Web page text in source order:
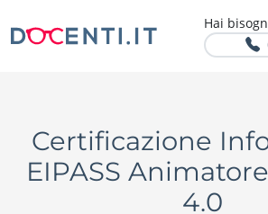
Hai
Certificazione
EIPASS
4.0